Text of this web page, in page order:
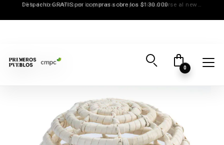
15% de descuento en la primera compra al inscribirse al newsletter
0